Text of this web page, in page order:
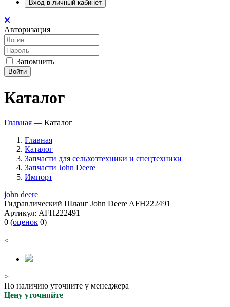
Вход в личный кабинет
Авторизация
Запомнить
Войти
Каталог
Главная — Каталог
Главная
Каталог
Запчасти для сельхозтехники и спецтехники
Запчасти John Deere
Импорт
john deere
Гидравлический Шланг John Deere AFH222491
Артикул: AFH222491
0 (оценок 0)
<
>
По наличию уточните у менеджера
Цену уточняйте